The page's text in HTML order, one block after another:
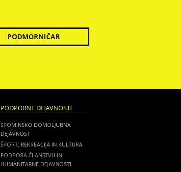
PODMORNIČAR
PODPORNE DEJAVNOSTI
SPOMINSKO DOMOLJUBNA
DEJAVNOST
ŠPORT, REKREACIJA IN KULTURA
PODPORA ČLANSTVU IN
HUMANITARNE DEJAVNOSTI